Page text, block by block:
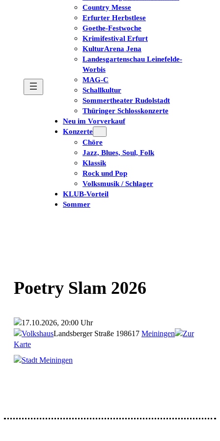
Country Messe
Erfurter Herbstlese
Goethe-Festwoche
Krimifestival Erfurt
KulturArena Jena
Landesgartenschau Leinefelde-
Worbis
MAG-C
Schallkultur
Sommertheater Rudolstadt
Thüringer Schlosskonzerte
Neu im Vorverkauf
Konzerte
Chöre
Jazz, Blues, Soul, Folk
Klassik
Rock und Pop
Volksmusik / Schlager
KLUB-Vorteil
Sommer
Poetry Slam 2026
17.10.2026, 20:00 Uhr
VolkshausLandsberger Straße 198617 Meiningen
Zur
Karte
Stadt Meiningen